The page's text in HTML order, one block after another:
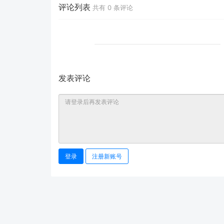
评论列表 共有 0 条评论
发表评论
登录 注册新账号